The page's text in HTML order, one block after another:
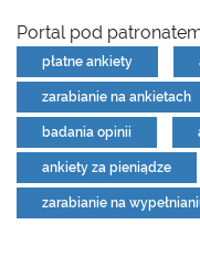
Portal pod
płatne ankiety
zarabianie na ankietach
badania opinii
ankiety za pieniądze
zarabianie na